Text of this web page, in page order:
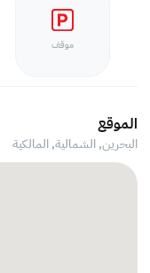
موقف
الموقع
البحرين, الشمالية,المالكية